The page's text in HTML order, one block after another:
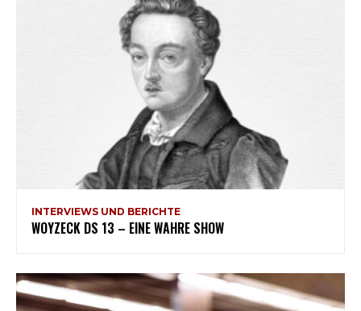
INTERVIEWS UND BERICHTE
WOYZECK DS 13 – EINE WAHRE SHOW